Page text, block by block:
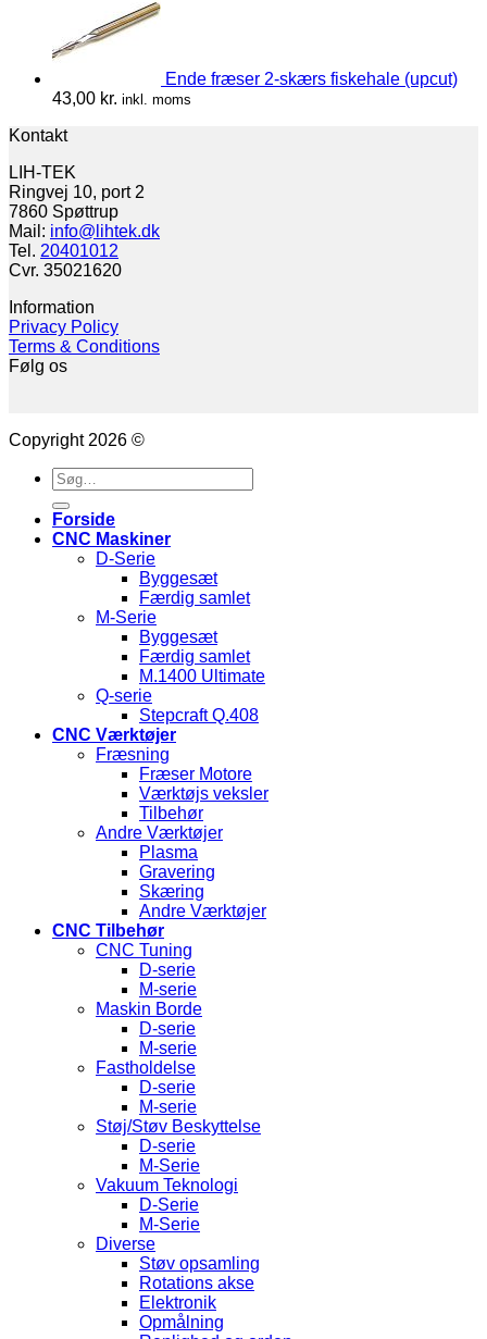
Ende fræser 2-skærs fiskehale (upcut)
43,00 kr. inkl. moms
Kontakt
LIH-TEK
Ringvej 10, port 2
7860 Spøttrup
Mail: info@lihtek.dk
Tel. 20401012
Cvr. 35021620
Information
Privacy Policy
Terms & Conditions
Følg os
Copyright 2026 ©
Søg
efter:
Forside
CNC Maskiner
D-Serie
Byggesæt
Færdig samlet
M-Serie
Byggesæt
Færdig samlet
M.1400 Ultimate
Q-serie
Stepcraft Q.408
CNC Værktøjer
Fræsning
Fræser Motore
Værktøjs veksler
Tilbehør
Andre Værktøjer
Plasma
Gravering
Skæring
Andre Værktøjer
CNC Tilbehør
CNC Tuning
D-serie
M-serie
Maskin Borde
D-serie
M-serie
Fastholdelse
D-serie
M-serie
Støj/Støv Beskyttelse
D-serie
M-Serie
Vakuum Teknologi
D-Serie
M-Serie
Diverse
Støv opsamling
Rotations akse
Elektronik
Opmålning